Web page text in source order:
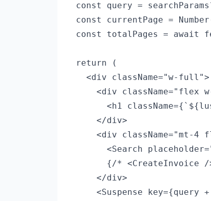
const query =
const currentPage =
const totalPages = await
return (
<div className="w-full">
<div className="flex
<h1
</div>
<div className="mt-4
<Search placeholder="
{/* <CreateInvoice /
</div>
<Suspense key={query +